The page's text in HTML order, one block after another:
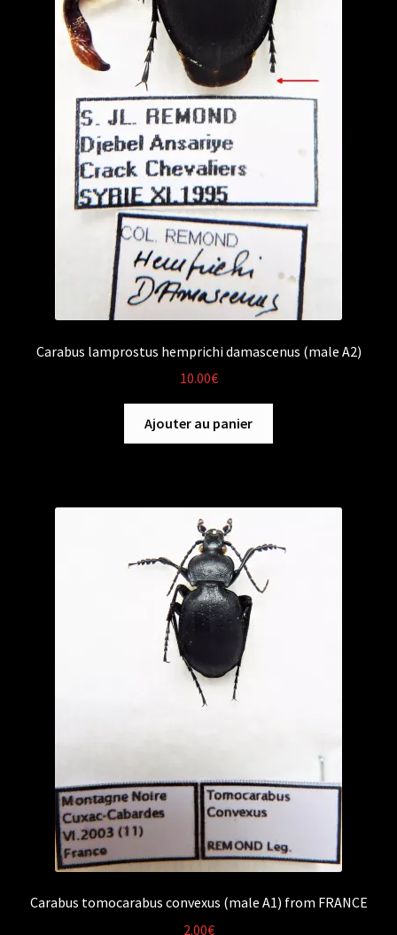
Carabus lamprostus hemprichi damascenus (male A2)
10.00€
Ajouter au panier
Carabus tomocarabus convexus (male A1) from FRANCE
2.00€